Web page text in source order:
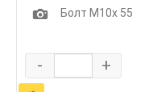
1
Болт М10х 55
- +